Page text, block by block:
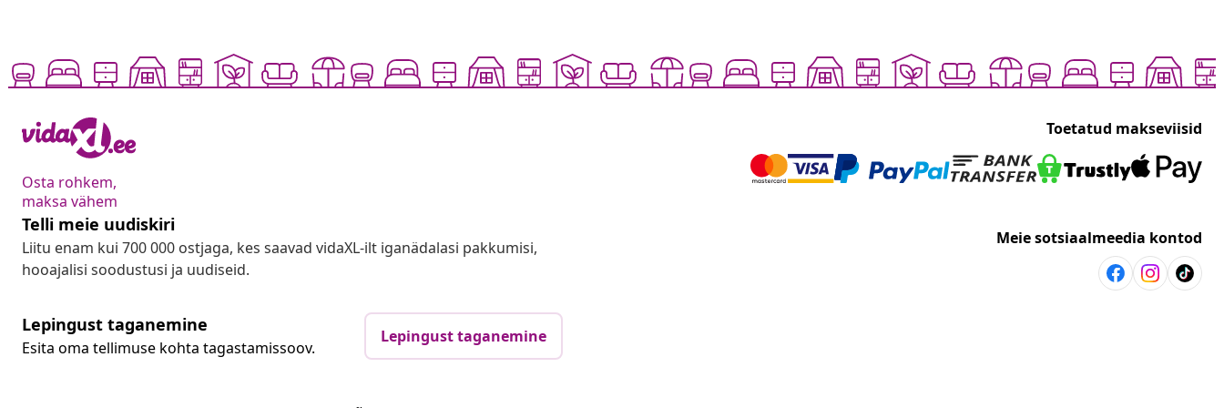
Osta rohkem,
maksa vähem
Toetatud makseviisid
Telli meie uudiskiri
Liitu enam kui 700 000 ostjaga, kes saavad vidaXL-ilt iganädalasi pakkumisi,
hooajalisi soodustusi ja uudiseid.
Meie sotsiaalmeedia kontod
Lepingust taganemine
Esita oma tellimuse kohta tagastamissoov.
Lepingust taganemine